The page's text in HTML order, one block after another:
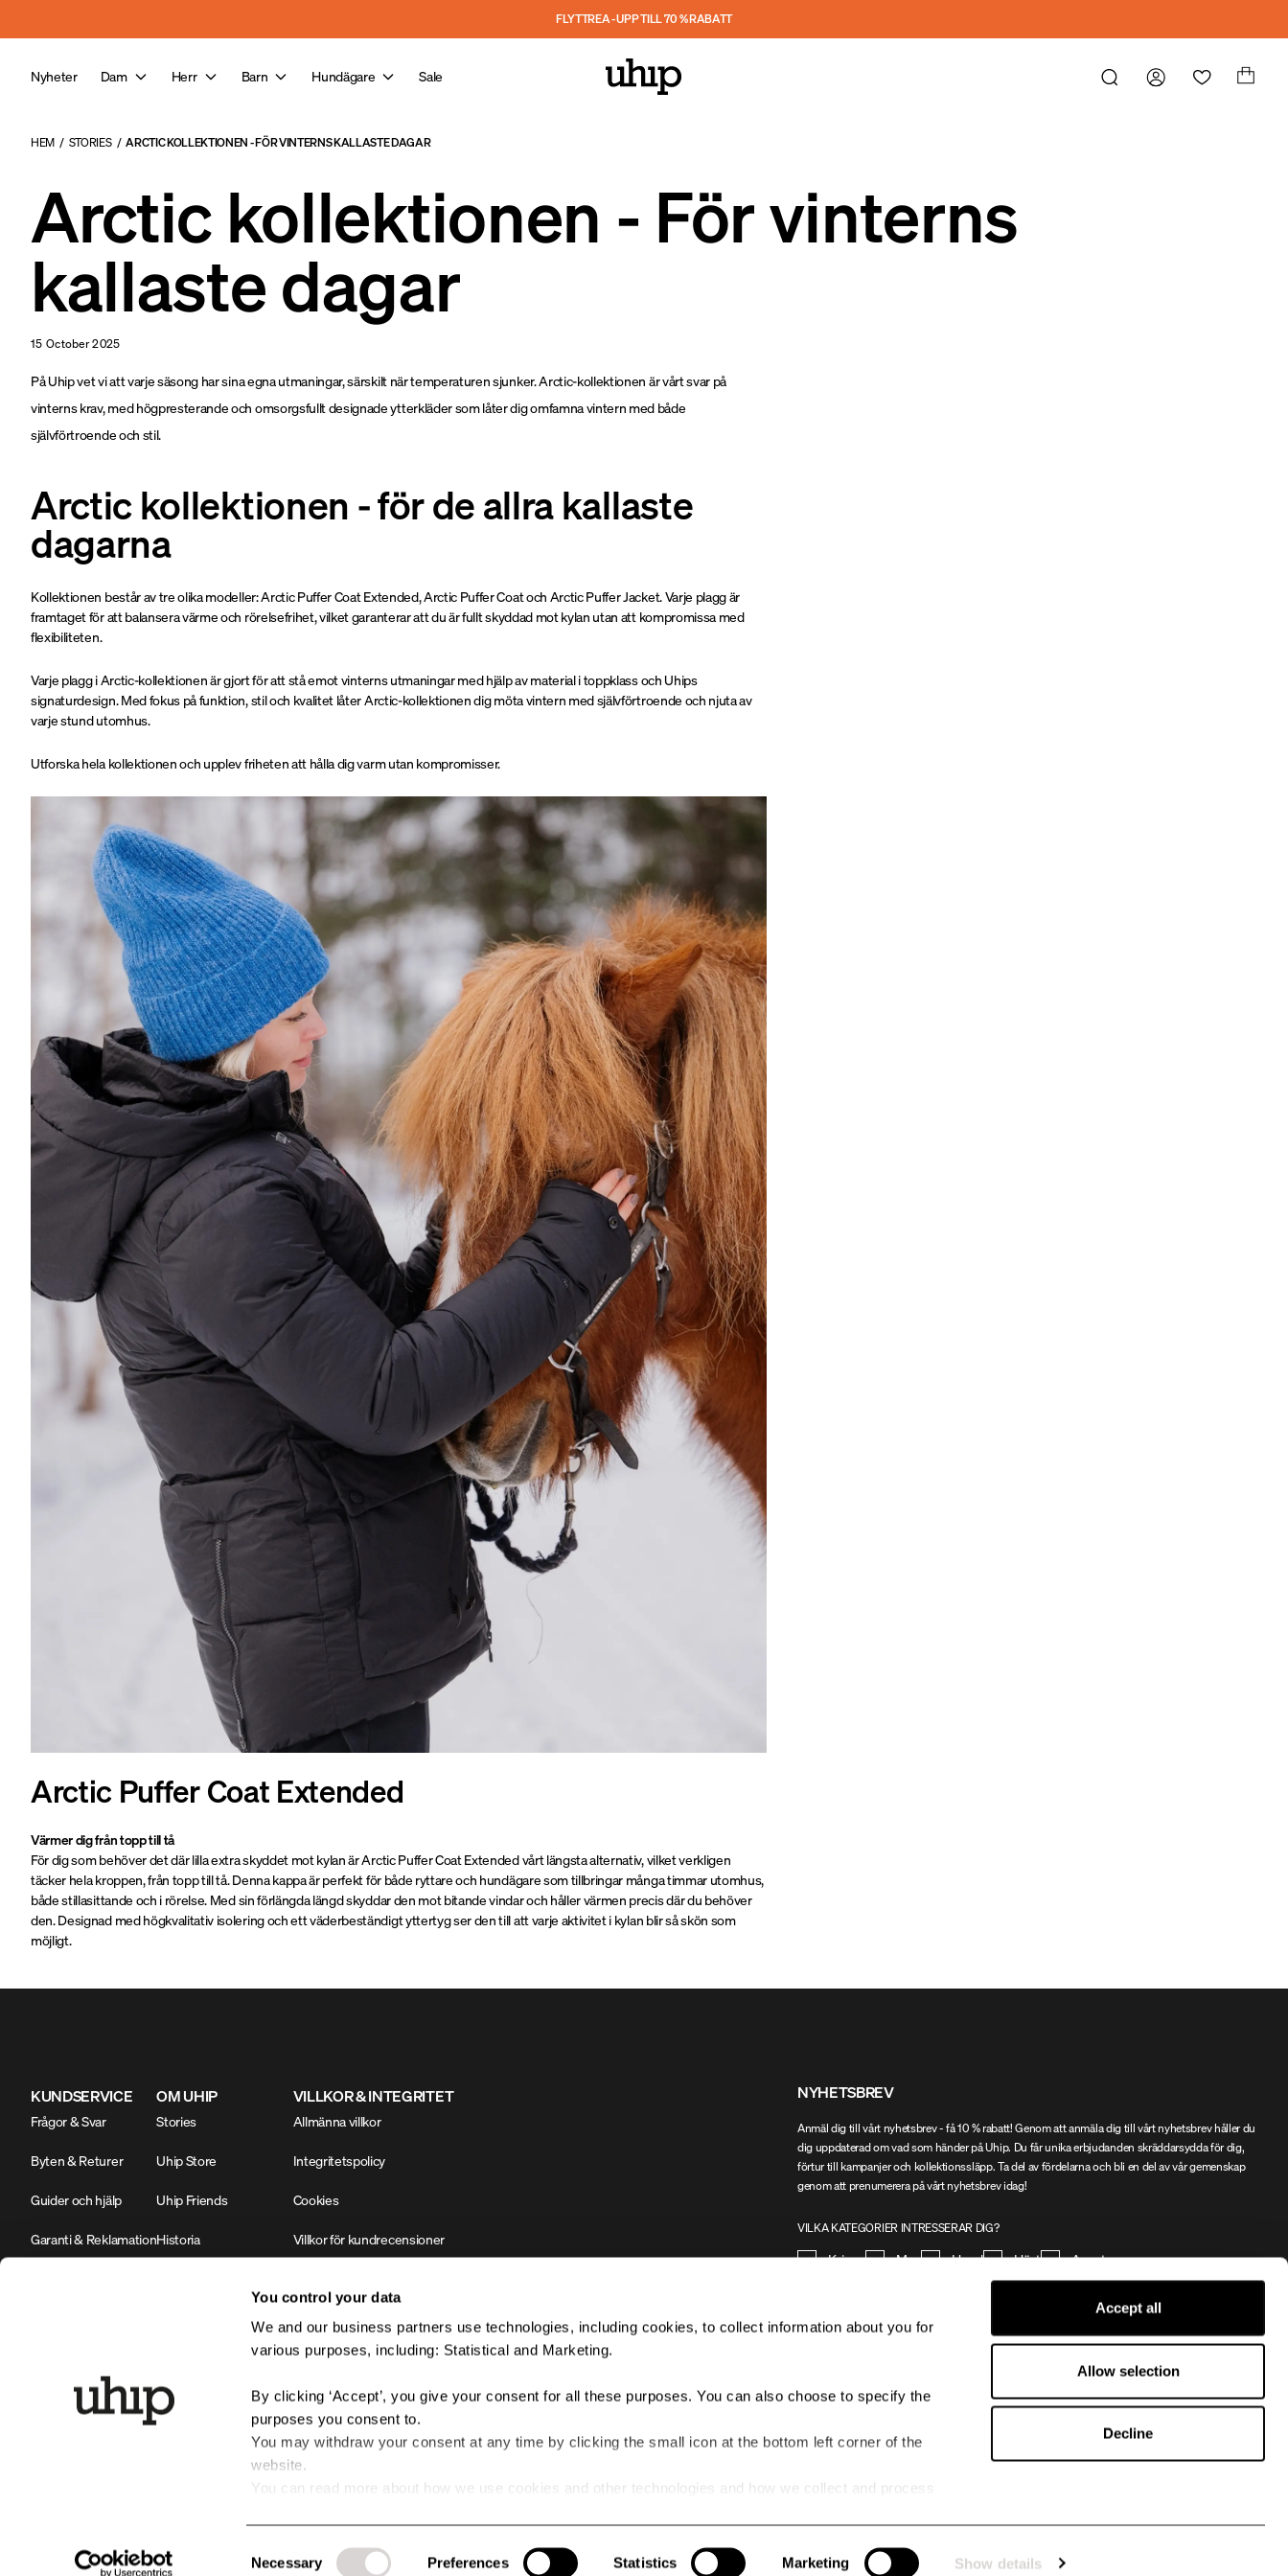
You control your data
We and our business partners use technologies, including cookies, to collect information about you for
various purposes, including: Statistical and Marketing.
By clicking ‘Accept’, you give your consent for all these purposes. You can also choose to specify the
purposes you consent to.
You may withdraw your consent at any time by clicking the small icon at the bottom left corner of the
website.
You can read more about how we use cookies and other technologies and how we collect and process
Necessary Preferences Statistics Marketing Show details
Accept all
Allow selection
Decline
FLYTTREA - UPP TILL 70 % RABATT
Nyheter Dam Herr Barn Hundägare Sale
HEM / STORIES / ARCTIC KOLLEKTIONEN - FÖR VINTERNS KALLASTE DAGAR
Arctic kollektionen - För vinterns
kallaste dagar
15 October 2025
På Uhip vet vi att varje säsong har sina egna utmaningar, särskilt när temperaturen sjunker. Arctic-kollektionen är vårt svar på
vinterns krav, med högpresterande och omsorgsfullt designade ytterkläder som låter dig omfamna vintern med både
självförtroende och stil.
Arctic kollektionen - för de allra kallaste
dagarna
Kollektionen består av tre olika modeller: Arctic Puffer Coat Extended, Arctic Puffer Coat och Arctic Puffer Jacket. Varje plagg är
framtaget för att balansera värme och rörelsefrihet, vilket garanterar att du är fullt skyddad mot kylan utan att kompromissa med
flexibiliteten.
Varje plagg i Arctic-kollektionen är gjort för att stå emot vinterns utmaningar med hjälp av material i toppklass och Uhips
signaturdesign. Med fokus på funktion, stil och kvalitet låter Arctic-kollektionen dig möta vintern med självförtroende och njuta av
varje stund utomhus.
Utforska hela kollektionen och upplev friheten att hålla dig varm utan kompromisser.
Arctic Puffer Coat Extended
Värmer dig från topp till tå
För dig som behöver det där lilla extra skyddet mot kylan är Arctic Puffer Coat Extended vårt längsta alternativ, vilket verkligen
täcker hela kroppen, från topp till tå. Denna kappa är perfekt för både ryttare och hundägare som tillbringar många timmar utomhus,
både stillasittande och i rörelse. Med sin förlängda längd skyddar den mot bitande vindar och håller värmen precis där du behöver
den. Designad med högkvalitativ isolering och ett väderbeständigt yttertyg ser den till att varje aktivitet i kylan blir så skön som
möjligt.
NYHETSBREV
Anmäl dig till vårt nyhetsbrev - få 10 % rabatt! Genom att anmäla dig till vårt nyhetsbrev håller du
dig uppdaterad om vad som händer på Uhip. Du får unika erbjudanden skräddarsydda för dig,
förtur till kampanjer och kollektionssläpp. Ta del av fördelarna och bli en del av vår gemenskap
genom att prenumerera på vårt nyhetsbrev idag!
VILKA KATEGORIER INTRESSERAR DIG?
Kvinna Man Hund Häst Annat
KUNDSERVICE
Frågor & Svar
Byten & Returer
Guider och hjälp
Garanti & Reklamation
OM UHIP
Stories
Uhip Store
Uhip Friends
Historia
Företagsinformation
Produktsäkerhet
VILLKOR & INTEGRITET
Allmänna villkor
Integritetspolicy
Cookies
Villkor för kundrecensioner
© 2025 ALL RIGHTS RESERVED.